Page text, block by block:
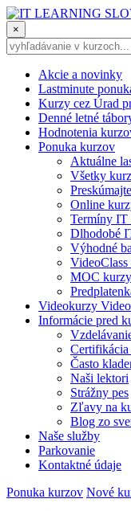
×
Akcie a novinky
Lastminute
Kurzy cez Úrad
Denné letné
Hodnotenia
Ponuka kurzov
Aktuálne
Všetky
Online
Termíny IT
Dlhodobé
Výhodné
MOC
Videokurzy
Informácie pred
Certifikácia
Často
Naši lektori
Strážny pes
Zľavy na
Blog zo
Naše služby
Parkovanie
Kontaktné údaje
Ponuka kurzov Nové